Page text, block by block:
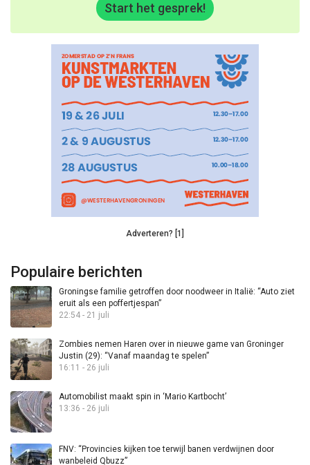
Start het gesprek!
Adverteren? [1]
Populaire berichten
Groningse familie getroffen door noodweer in Italië: “Auto ziet
eruit als een poffertjespan”
22:54 - 21 juli
Zombies nemen Haren over in nieuwe game van Groninger
Justin (29): “Vanaf maandag te spelen”
16:11 - 26 juli
Automobilist maakt spin in ‘Mario Kartbocht’
13:36 - 26 juli
FNV: “Provincies kijken toe terwijl banen verdwijnen door
wanbeleid Qbuzz”